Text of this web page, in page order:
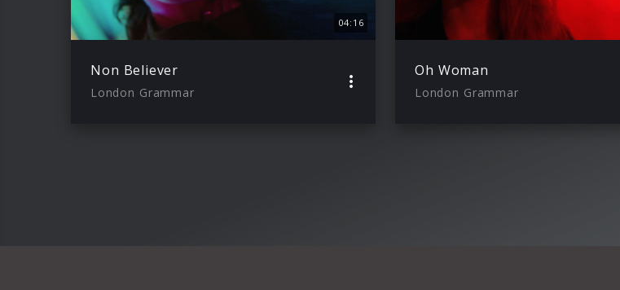
04:16
Non Believer
London Grammar
Oh Woman
London Grammar